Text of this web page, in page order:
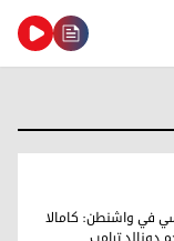
في واشنطن: كامالا